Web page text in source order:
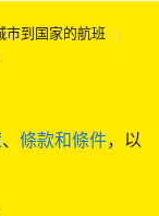
、 條款和條件，以
市到国家的航班 |